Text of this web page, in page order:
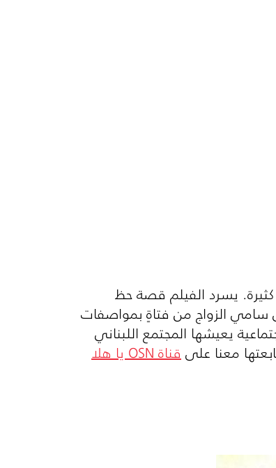
كثيرة. يسرد الفيلم قصة حظ
الزواج من فتاةٍ بمواصفات
يعيشها المجتمع اللبناني
معنا علىقناةOSNيا هلا